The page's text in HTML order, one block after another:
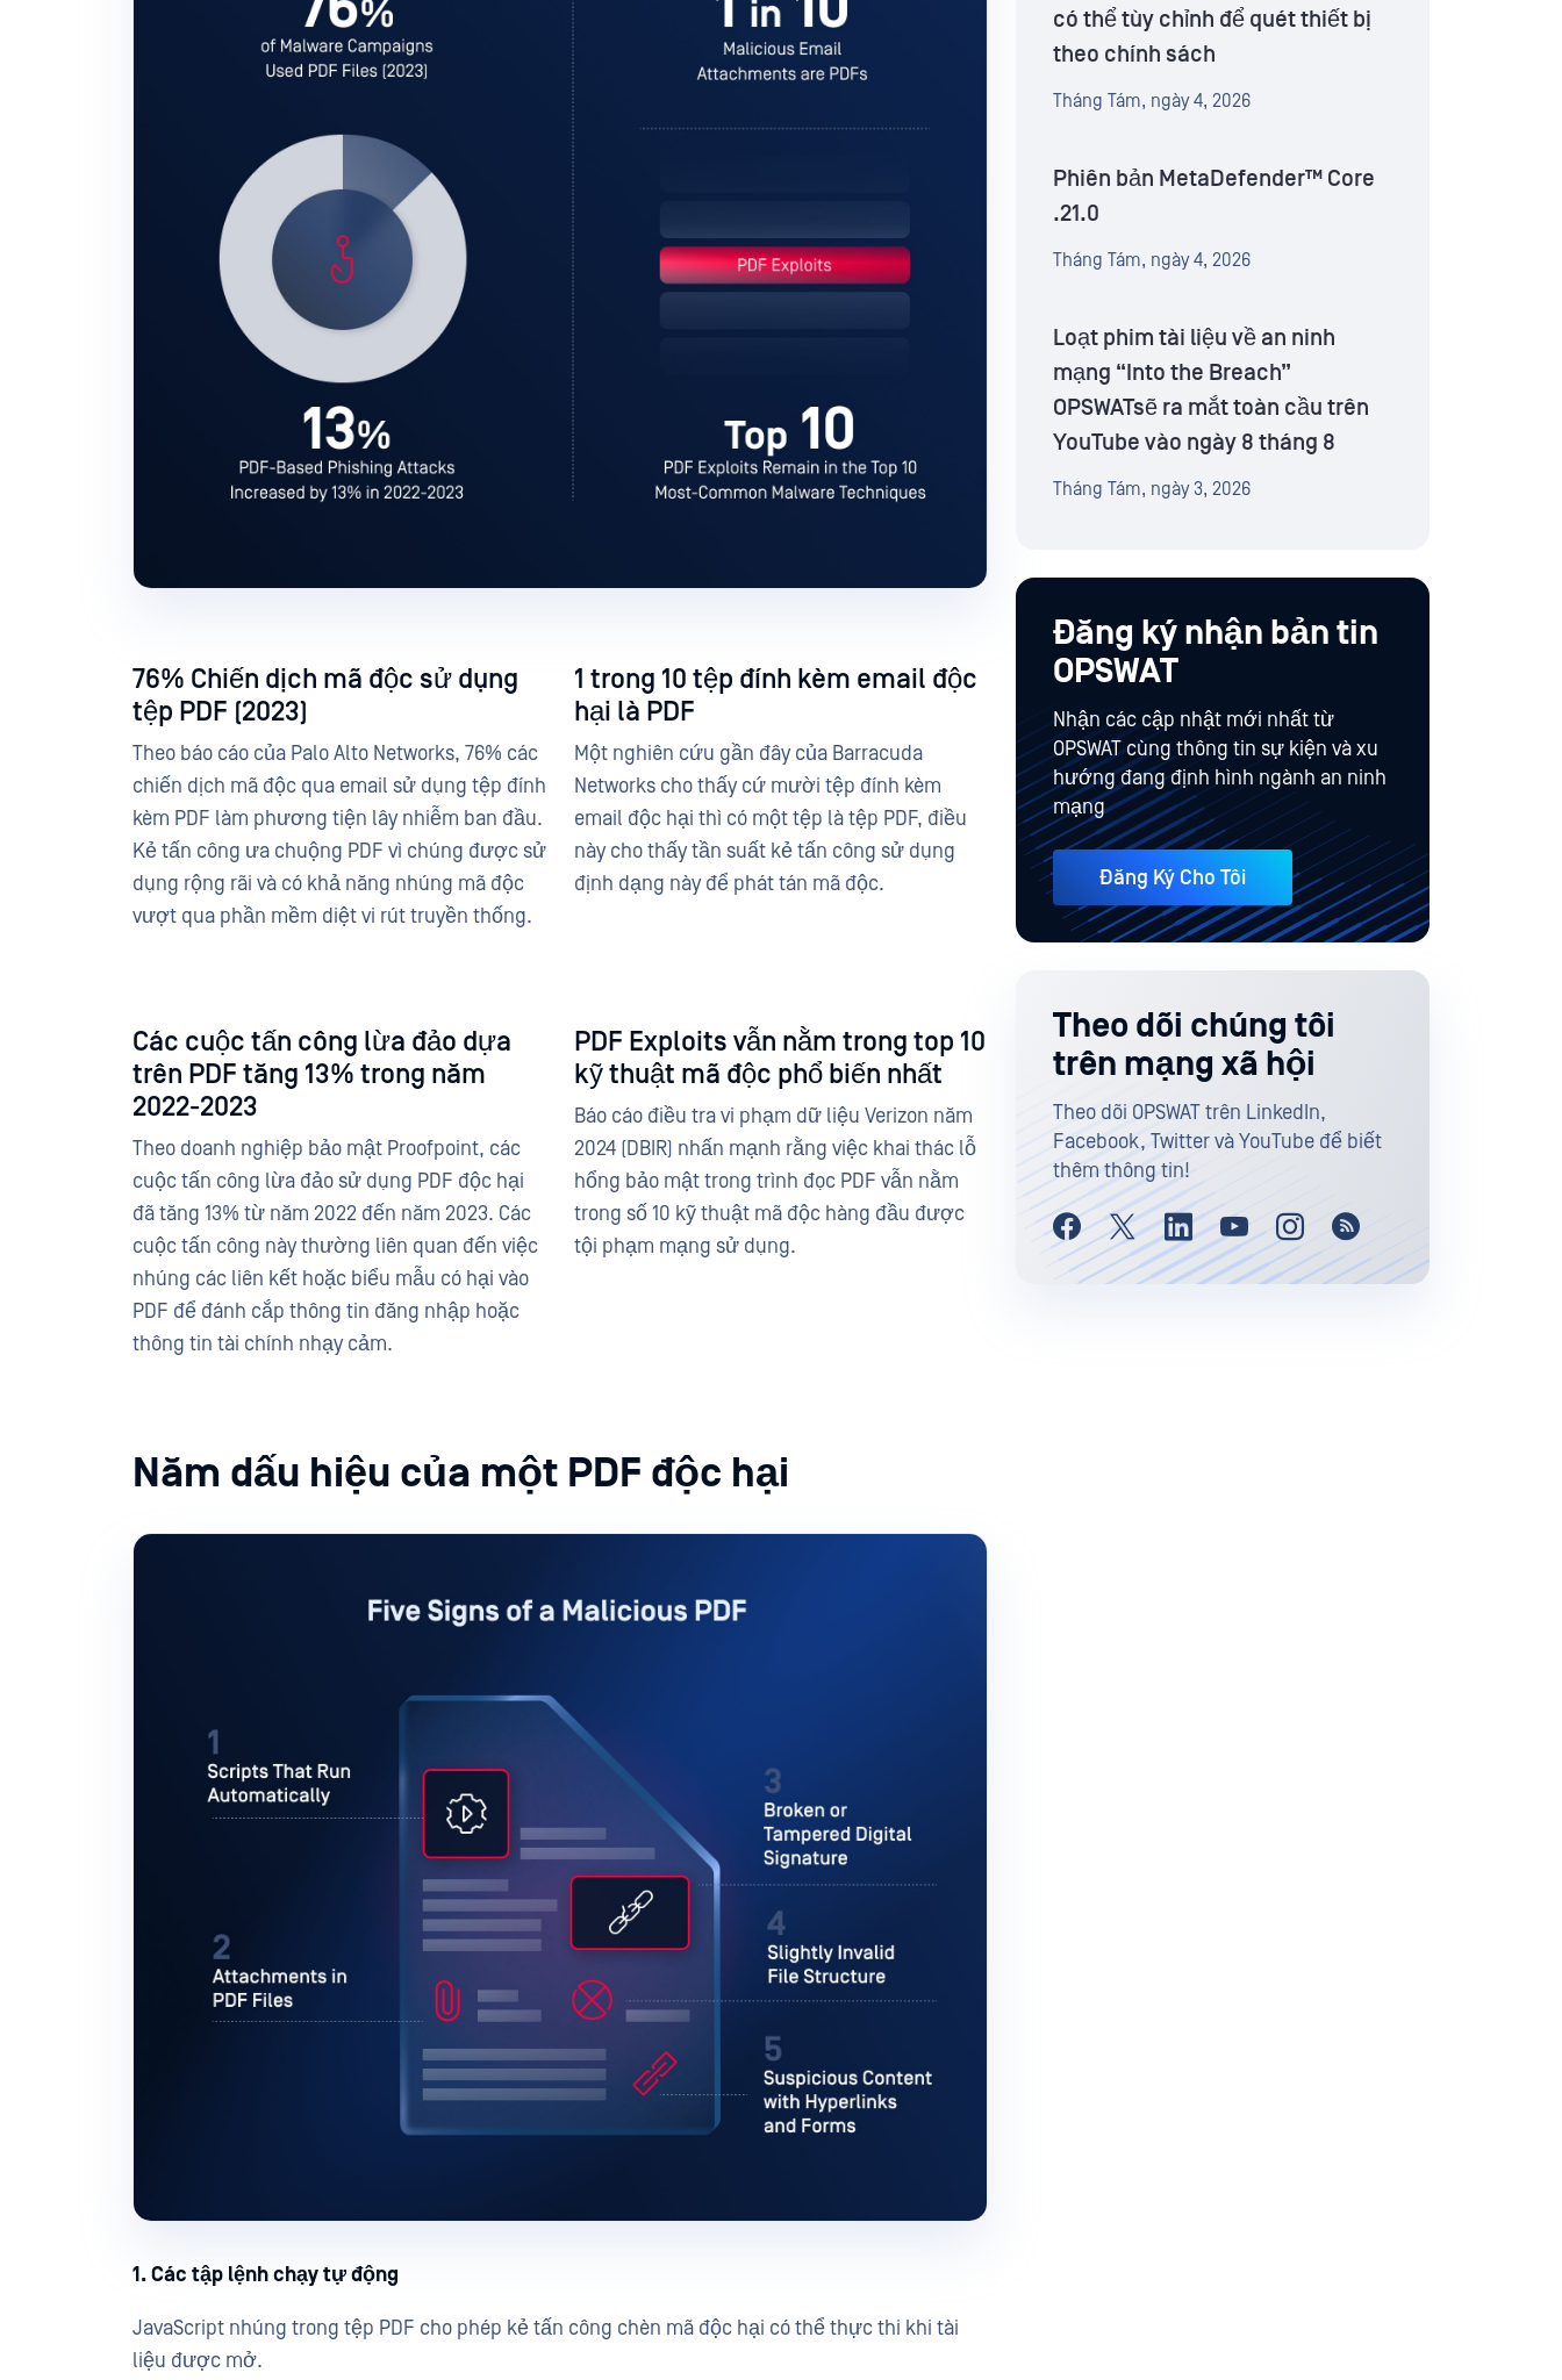
76% Chiến dịch mã độc sử dụng
tệp PDF (2023)
Theo báo cáo của Palo Alto Networks, 76% các
chiến dịch mã độc qua email sử dụng tệp đính
kèm PDF làm phương tiện lây nhiễm ban đầu.
Kẻ tấn công ưa chuộng PDF vì chúng được sử
dụng rộng rãi và có khả năng nhúng mã độc
vượt qua phần mềm diệt vi rút truyền thống.
1 trong 10 tệp đính kèm email độc
hại là PDF
Một nghiên cứu gần đây của Barracuda
Networks cho thấy cứ mười tệp đính kèm
email độc hại thì có một tệp là tệp PDF, điều
này cho thấy tần suất kẻ tấn công sử dụng
định dạng này để phát tán mã độc.
Các cuộc tấn công lừa đảo dựa
trên PDF tăng 13% trong năm
2022-2023
Theo doanh nghiệp bảo mật Proofpoint, các
cuộc tấn công lừa đảo sử dụng PDF độc hại
đã tăng 13% từ năm 2022 đến năm 2023. Các
cuộc tấn công này thường liên quan đến việc
nhúng các liên kết hoặc biểu mẫu có hại vào
PDF để đánh cắp thông tin đăng nhập hoặc
thông tin tài chính nhạy cảm.
PDF Exploits vẫn nằm trong top 10
kỹ thuật mã độc phổ biến nhất
Báo cáo điều tra vi phạm dữ liệu Verizon năm
2024 (DBIR) nhấn mạnh rằng việc khai thác lỗ
hổng bảo mật trong trình đọc PDF vẫn nằm
trong số 10 kỹ thuật mã độc hàng đầu được
tội phạm mạng sử dụng.
Năm dấu hiệu của một PDF độc hại
1. Các tập lệnh chạy tự động
JavaScript nhúng trong tệp PDF cho phép kẻ tấn công chèn mã độc hại có thể thực thi khi tài
liệu được mở.
có thể tùy chỉnh để quét thiết bị
theo chính sách
Tháng Tám, ngày 4, 2026
Phiên bản MetaDefender™ Core
.21.0
Tháng Tám, ngày 4, 2026
Loạt phim tài liệu về an ninh
mạng “Into the Breach”
OPSWATsẽ ra mắt toàn cầu trên
YouTube vào ngày 8 tháng 8
Tháng Tám, ngày 3, 2026
Đăng ký nhận bản tin
OPSWAT
Nhận các cập nhật mới nhất từ
OPSWAT cùng thông tin sự kiện và xu
hướng đang định hình ngành an ninh
mạng
Đăng Ký Cho Tôi
Theo dõi chúng tôi
trên mạng xã hội
Theo dõi OPSWAT trên LinkedIn,
Facebook, Twitter và YouTube để biết
thêm thông tin!